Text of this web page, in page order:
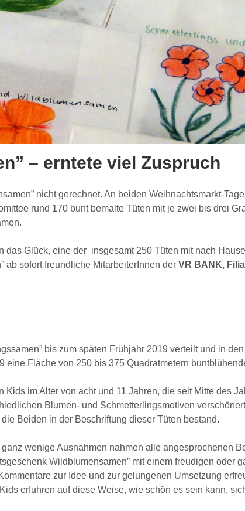
– erntete viel Zuspruch
nicht gerechnet. An beiden Weihnachtsmarkt-
rund 170 bunt bemalte Tüten mit je zwei bis drei
das Glück, eine der insgesamt 250 Tüten mit nach
ab sofort freundliche MitarbeiterInnen der VR BANK,
bis zum späten Frühjahr 2019 verteilt und in
eine Fläche von 250 bis 375 Quadratmetern
im Alter von acht und 11 Jahren, die seit Mitte des
Blumen- und Schmetterlingsmotiven
Beiden in der Beschriftung dieser Tüten bestand.
wenige Ausnahmen nahmen alle angesprochenen
Wildblumensamen” mit einem freudigen oder
zur Idee und zur gelungenen Umsetzung
erfuhren auf diese Weise, wie schön es sein kann,